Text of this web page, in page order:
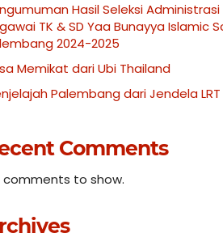
Hasil Seleksi
TK & SD Yaa Bunayya Islamic
2024-2025
Memikat dari Ubi Thailand
Palembang dari Jendela LRT
Comments
comments to show.